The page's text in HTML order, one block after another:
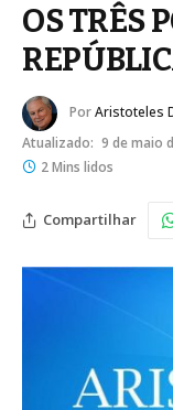
OS TRÊS
PorAristoteles
Atualizado: 9 de maio
2 Mins lidos
Compartilhar